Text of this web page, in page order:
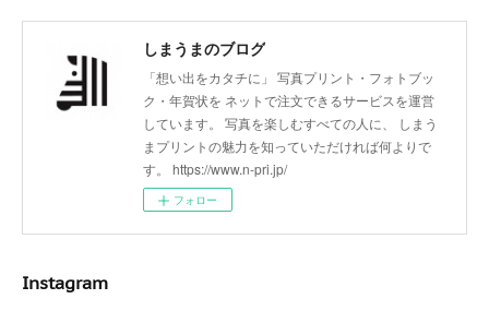
しまうまのブログ
「想い出をカタチに」 写真プリント・フォトブッ
ク・年賀状を ネットで注文できるサービスを運営
しています。 写真を楽しむすべての人に、 しまう
まプリントの魅力を知っていただければ何よりで
す。 https://www.n-pri.jp/
フォロー
Instagram